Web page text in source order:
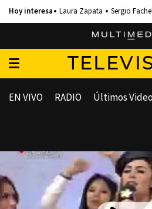
Laura Zapata Sergio
EN VIVO RADIO Últimos